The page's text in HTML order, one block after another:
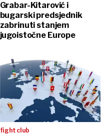
Grabar-Kitarović i
bugarski predsjednik
zabrinuti stanjem
jugoistočne Europe
fight club